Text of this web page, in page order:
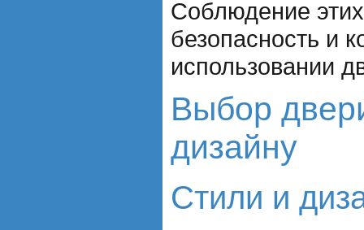
Соблюдение
безопасность и
использовании
Выбор
дизайну
Стили и